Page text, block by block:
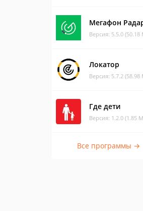
Мегафон
Версия: 5.5.0
Локатор
Версия: 5.7.2
Где дети
Версия: 1.2.0 (1.85
Все программы →